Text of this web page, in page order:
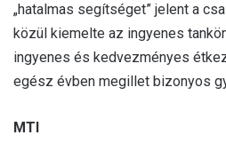
„hatalmas segítséget” jelent a
közül kiemelte az ingyenes
ingyenes és kedvezményes
egész évben megillet bizonyos
MTI